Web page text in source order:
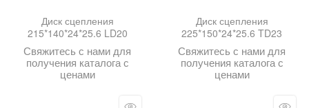
Диск сцепления
215*140*24*25.6 LD20
Свяжитесь с нами для
получения каталога с
ценами
Диск сцепления
225*150*24*25.6 TD23
Свяжитесь с нами для
получения каталога с
ценами